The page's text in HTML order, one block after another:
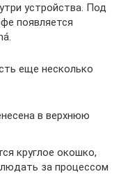
устройства. Под
появляется
еще несколько
в верхнюю
круглое окошко,
за процессом